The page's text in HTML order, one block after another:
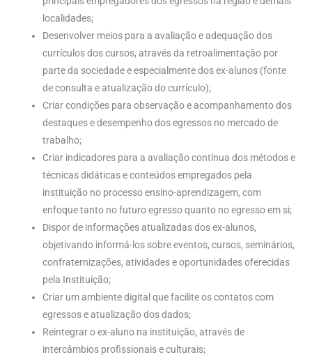
localidades;
Desenvolver meios para a avaliação e adequação dos
currículos dos cursos, através da retroalimentação por
parte da sociedade e especialmente dos ex-alunos (fonte
de consulta e atualização do currículo);
Criar condições para observação e acompanhamento dos
destaques e desempenho dos egressos no mercado de
trabalho;
Criar indicadores para a avaliação contínua dos métodos e
técnicas didáticas e conteúdos empregados pela
instituição no processo ensino-aprendizagem, com
enfoque tanto no futuro egresso quanto no egresso em si;
Dispor de informações atualizadas dos ex-alunos,
objetivando informá-los sobre eventos, cursos, seminários,
confraternizações, atividades e oportunidades oferecidas
pela Instituição;
Criar um ambiente digital que facilite os contatos com
egressos e atualização dos dados;
Reintegrar o ex-aluno na instituição, através de
intercâmbios profissionais e culturais;